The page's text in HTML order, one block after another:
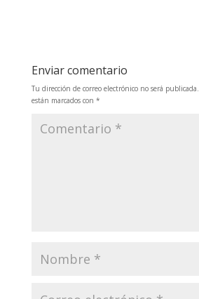
Enviar comentario
Tu dirección de correo electrónico no será publicada.
están marcados con *